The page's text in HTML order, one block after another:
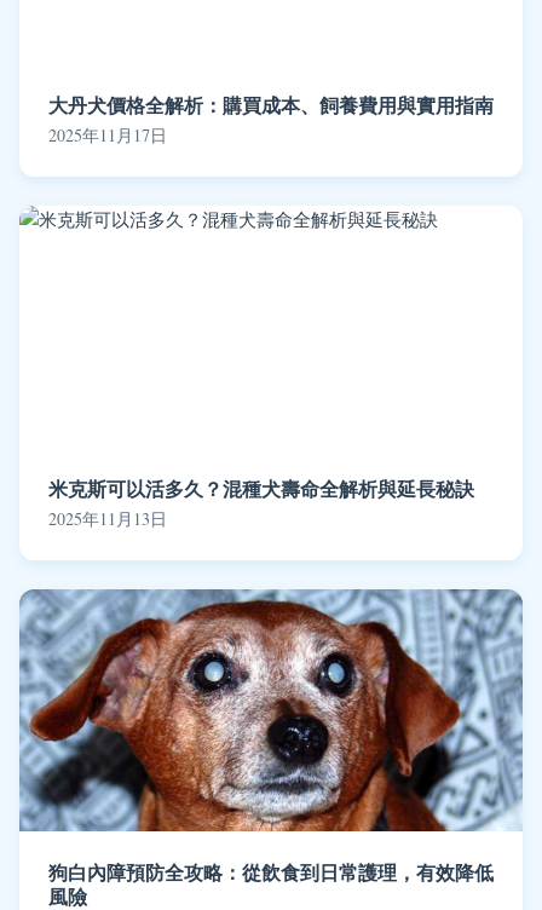
大丹犬價格全解析：購買成本、飼養費用與實用指南
2025年11月17日
米克斯可以活多久？混種犬壽命全解析與延長秘訣
2025年11月13日
狗白內障預防全攻略：從飲食到日常護理，有效降低
風險